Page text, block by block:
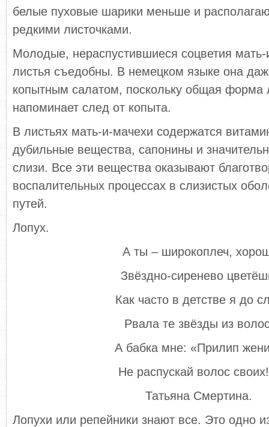
белые пуховые шарики меньше и
редкими листочками.
Молодые, нераспустившиеся соцветия
листья съедобны. В немецком языке она
копытным салатом, поскольку общая форма
напоминает след от копыта.
В листьях мать-и-мачехи содержатся
дубильные вещества, сапонины и
слизи. Все эти вещества оказывают
воспалительных процессах в слизистых
путей.
Лопух.
А ты – широкоплеч,
Звёздно-сиренево
Как часто в детстве я до
Рвала те звёзды из
А бабка мне: «Прилип
Не распускай волос
Татьяна Смертина.
Лопухи или репейники знают все. Это одно